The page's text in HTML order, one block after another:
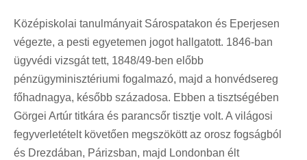
Középiskolai tanulmányait Sárospatakon és Eperjesen
végezte, a pesti egyetemen jogot hallgatott. 1846-ban
ügyvédi vizsgát tett, 1848/49-ben előbb
pénzügyminisztériumi fogalmazó, majd a honvédsereg
főhadnagya, később századosa. Ebben a tisztségében
Görgei Artúr titkára és parancsőr tisztje volt. A világosi
fegyverletételt követően megszökött az orosz fogságból
és Drezdában, Párizsban, majd Londonban élt